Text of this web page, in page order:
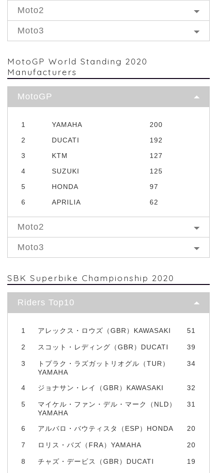
Moto2
Moto3
MotoGP World Standing 2020
Manufacturers
MotoGP
1 YAMAHA
200
2
DUCATI
192
3
KTM
127
4
SUZUKI
125
5
HONDA
97
6
APRILIA 62
Moto2
Moto3
SBK Superbike Championship 2020
Riders Top10
1 アレックス・ロウズ（GBR）KAWASAKI 51
2 スコット・レディング（GBR）DUCATI 39
3
トプラク・ラズガットリオグル（TUR）
YAMAHA
34
4 ジョナサン・レイ（GBR）KAWASAKI 32
5
マイケル・ファン・デル・マーク（NLD）
YAMAHA
31
6 アルバロ・バウティスタ（ESP）HONDA 20
7 ロリス・バズ（FRA）YAMAHA 20
8 チャズ・デービス（GBR）DUCATI 19